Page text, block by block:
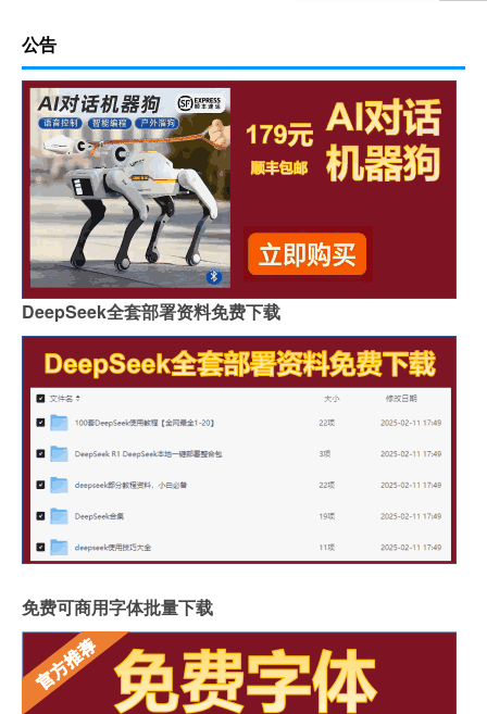
公告
DeepSeek全套部署资料免费下载
免费可商用字体批量下载